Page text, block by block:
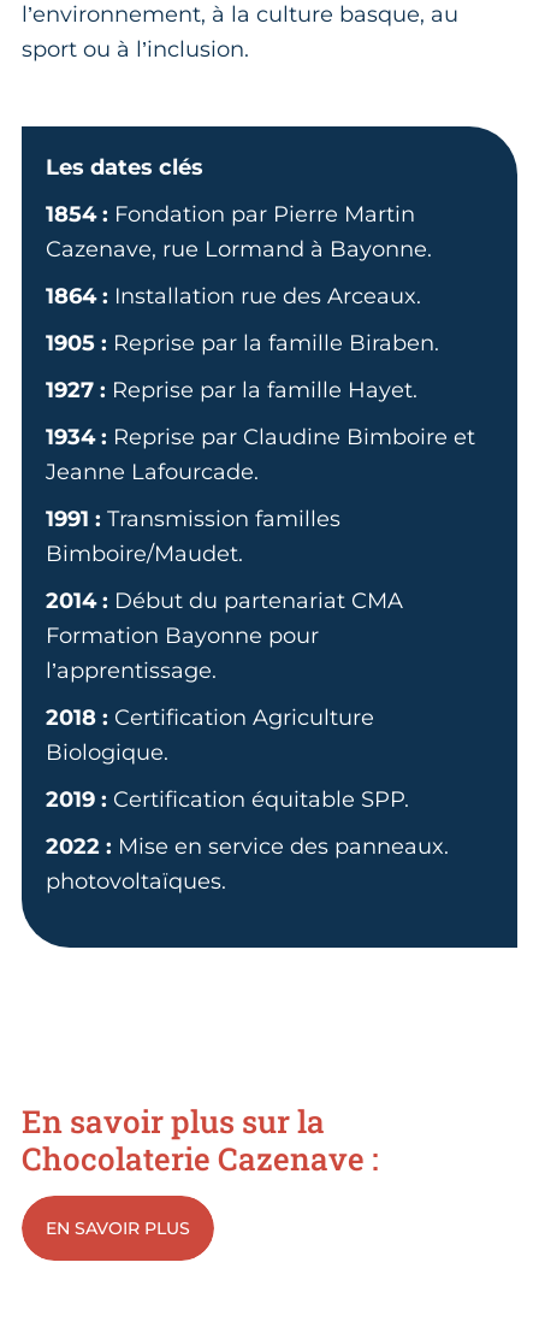
l’environnement, à la culture basque, au
sport ou à l’inclusion.
Les dates clés
1854 : Fondation par Pierre Martin
Cazenave, rue Lormand à Bayonne.
1864 : Installation rue des Arceaux.
1905 : Reprise par la famille Biraben.
1927 : Reprise par la famille Hayet.
1934 : Reprise par Claudine Bimboire et
Jeanne Lafourcade.
1991 : Transmission familles
Bimboire/Maudet.
2014 : Début du partenariat CMA
Formation Bayonne pour
l’apprentissage.
2018 : Certification Agriculture
Biologique.
2019 : Certification équitable SPP.
2022 : Mise en service des panneaux.
photovoltaïques.
En savoir plus sur la
Chocolaterie Cazenave :
EN SAVOIR PLUS